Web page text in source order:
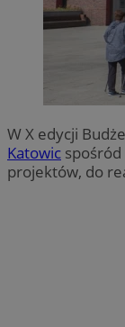
W X edycji
Katowic spośród
projektów, do